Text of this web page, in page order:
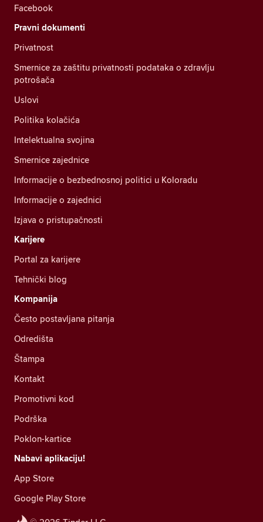
Facebook
Pravni dokumenti
Privatnost
Smernice za zaštitu privatnosti podataka o zdravlju
potrošača
Uslovi
Politika kolačića
Intelektualna svojina
Smernice zajednice
Informacije o bezbednosnoj politici u Koloradu
Informacije o zajednici
Izjava o pristupačnosti
Karijere
Portal za karijere
Tehnički blog
Kompanija
Često postavljana pitanja
Odredišta
Štampa
Kontakt
Promotivni kod
Podrška
Poklon-kartice
Nabavi aplikaciju!
App Store
Google Play Store